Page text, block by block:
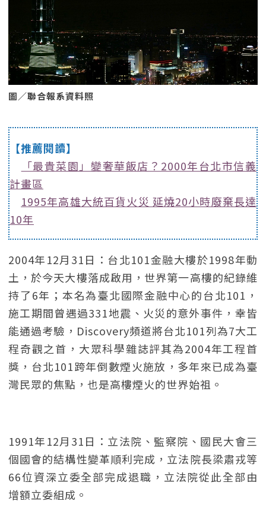
圖／聯合報系資料照
【推薦閱讀】
「最貴菜園」變奢華飯店？2000年台北市信義
計畫區
1995年高雄大統百貨火災 延燒20小時廢棄長達
10年
2004年12月31日：台北101金融大樓於1998年動
土，於今天大樓落成啟用，世界第一高樓的紀錄維
持了6年；本名為臺北國際金融中心的台北101，
施工期間曾遇過331地震、火災的意外事件，幸皆
能通過考驗，Discovery頻道將台北101列為7大工
程奇觀之首，大眾科學雜誌評其為2004年工程首
獎，台北101跨年倒數煙火施放，多年來已成為臺
灣民眾的焦點，也是高樓煙火的世界始祖。
1991年12月31日：立法院、監察院、國民大會三
個國會的結構性變革順利完成，立法院長梁肅戎等
66位資深立委全部完成退職，立法院從此全部由
增額立委組成。